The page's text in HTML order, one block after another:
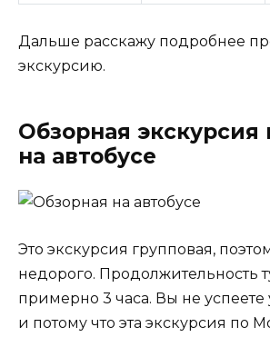
Дальше расскажу подробнее
экскурсию.
Обзорная экскурсия
на автобусе
Это экскурсия групповая,
недорого. Продолжительность
примерно 3 часа. Вы не успеете
и потому что эта экскурсия по